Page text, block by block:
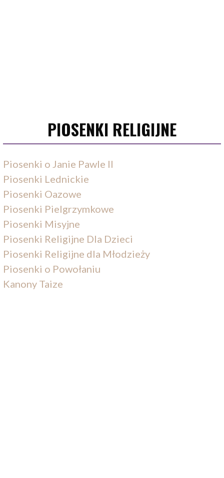
PIOSENKI RELIGIJNE
Piosenki o Janie Pawle II
Piosenki Lednickie
Piosenki Oazowe
Piosenki Pielgrzymkowe
Piosenki Misyjne
Piosenki Religijne Dla Dzieci
Piosenki Religijne dla Młodzieży
Piosenki o Powołaniu
Kanony Taize